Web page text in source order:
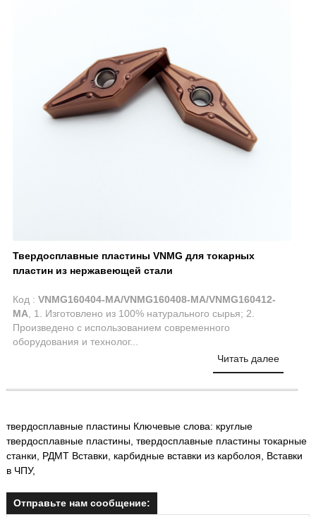
Твердосплавные пластины VNMG для токарных
пластин из нержавеющей стали
Код : VNMG160404-MA/VNMG160408-MA/VNMG160412-
MA , 1. Изготовлено из 100% натурального сырья; 2.
Произведено с использованием современного
оборудования и технолог...
Читать далее
твердосплавные пластины Ключевые слова: круглые
твердосплавные пластины, твердосплавные пластины токарные
станки
РДМТ Вставки карбидные вставки из карболоя
Вставки
в ЧПУ,
Отправьте нам сообщение: